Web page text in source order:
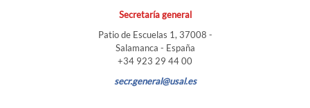
Secretaría general
Patio de Escuelas 1, 37008 -
Salamanca - España
+34 923 29 44 00
secr.general@usal.es